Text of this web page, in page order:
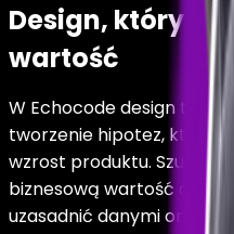
Design, który
wartość
W Echocode design to
tworzenie hipotez, które
wzrost produktu.
biznesową wartość
uzasadnić danymi oraz